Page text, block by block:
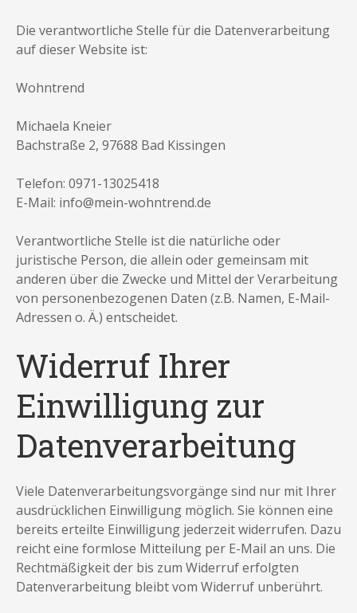
Die verantwortliche Stelle für die Datenverarbeitung
auf dieser Website ist:
Wohntrend
Michaela Kneier
Bachstraße 2, 97688 Bad Kissingen
Telefon: 0971-13025418
E-Mail: info@mein-wohntrend.de
Verantwortliche Stelle ist die natürliche oder
juristische Person, die allein oder gemeinsam mit
anderen über die Zwecke und Mittel der Verarbeitung
von personenbezogenen Daten (z.B. Namen, E-Mail-
Adressen o. Ä.) entscheidet.
Widerruf Ihrer
Einwilligung zur
Datenverarbeitung
Viele Datenverarbeitungsvorgänge sind nur mit Ihrer
ausdrücklichen Einwilligung möglich. Sie können eine
bereits erteilte Einwilligung jederzeit widerrufen. Dazu
reicht eine formlose Mitteilung per E-Mail an uns. Die
Rechtmäßigkeit der bis zum Widerruf erfolgten
Datenverarbeitung bleibt vom Widerruf unberührt.